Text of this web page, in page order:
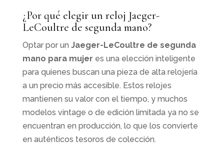
¿Por qué elegir un reloj Jaeger-
LeCoultre de segunda mano?
Optar por un Jaeger-LeCoultre de segunda
mano para mujer es una elección inteligente
para quienes buscan una pieza de alta relojería
a un precio más accesible. Estos relojes
mantienen su valor con el tiempo, y muchos
modelos vintage o de edición limitada ya no se
encuentran en producción, lo que los convierte
en auténticos tesoros de colección.